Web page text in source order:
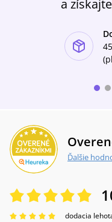
a
Ďalšie
dodacia